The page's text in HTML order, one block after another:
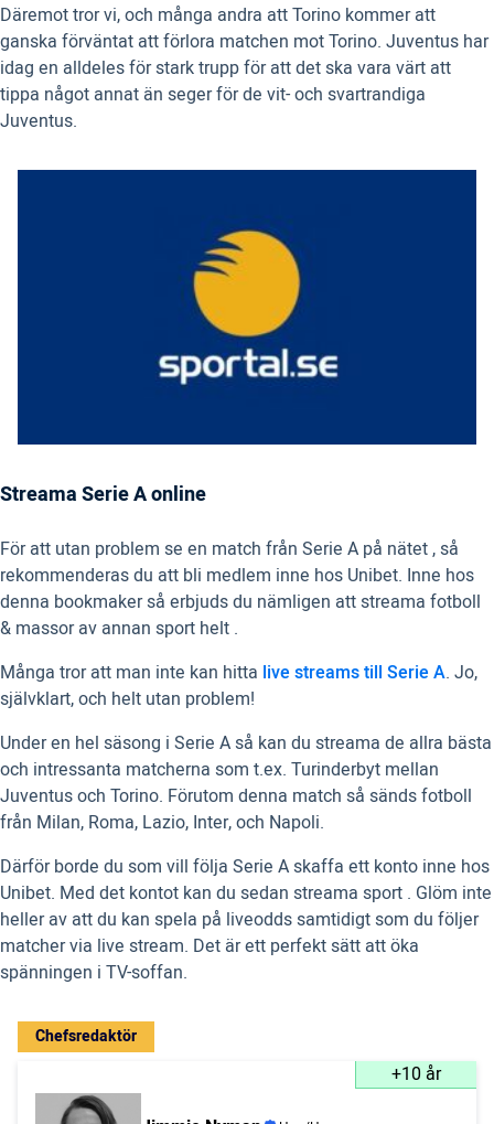
Däremot tror vi, och många andra att Torino kommer att
ganska förväntat att förlora matchen mot Torino. Juventus har
idag en alldeles för stark trupp för att det ska vara värt att
tippa något annat än seger för de vit- och svartrandiga
Juventus.
Streama Serie A online
För att utan problem se en match från Serie A på nätet , så
rekommenderas du att bli medlem inne hos Unibet. Inne hos
denna bookmaker så erbjuds du nämligen att streama fotboll
& massor av annan sport helt .
Många tror att man inte kan hitta live streams till Serie A. Jo,
självklart, och helt utan problem!
Under en hel säsong i Serie A så kan du streama de allra bästa
och intressanta matcherna som t.ex. Turinderbyt mellan
Juventus och Torino. Förutom denna match så sänds fotboll
från Milan, Roma, Lazio, Inter, och Napoli.
Därför borde du som vill följa Serie A skaffa ett konto inne hos
Unibet. Med det kontot kan du sedan streama sport . Glöm inte
heller av att du kan spela på liveodds samtidigt som du följer
matcher via live stream. Det är ett perfekt sätt att öka
spänningen i TV-soffan.
Chefsredaktör
+10 år